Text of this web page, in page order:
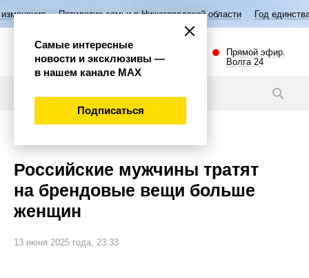
семьи в Нижегородской области Год единства народов России
Прямой эфир.
Волга 24
Российские мужчины тратят
на брендовые вещи больше
женщин
13 июня 2025 года, 23:33
Самые интересные
новости и эксклюзивы —
в нашем канале МАХ
Подписаться